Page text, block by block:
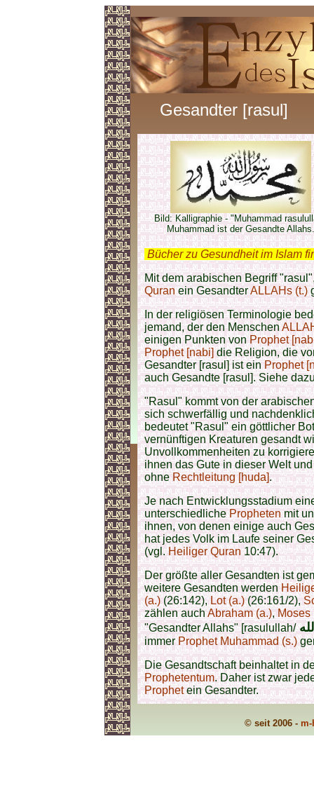
Gesandter [rasul]
Bild: Kalligraphie - "Muhammad
Muhammad ist der Gesandte Allahs.
Bücher zu Gesundheit im Islam
Mit dem arabischen Begriff
Quranein GesandterALLAHs (t.)
In der religiösen Terminologie
jemand, der den Menschen
einigen Punkten vonProphet
Prophet [nabi]die Religion, die
Gesandter [rasul]ist einProphet
auchGesandte [rasul]. Siehe
"Rasul" kommt von der
sich schwerfällig und
bedeutet "Rasul" ein göttlicher
vernünftigen Kreaturen gesandt
Unvollkommenheiten zu
ihnen das Gute in dieser Welt
ohneRechtleitung [huda].
Je nach Entwicklungsstadium
unterschiedlicheProphetenmit
ihnen, von denen einige auch
hat jedes Volk im Laufe seiner
(vgl.Heiliger Quran10:47).
Der größte aller Gesandten ist
weitere Gesandten werden
(a.)(26:142),Lot (a.)(26:161/2),
zählen auchAbraham (a.), Moses
"Gesandter Allahs" [rasulullah/
immerProphet Muhammad (s.)
Die Gesandtschaft beinhaltet in
Prophetentum. Daher ist zwar
Prophetein Gesandter.
© seit 2006 -